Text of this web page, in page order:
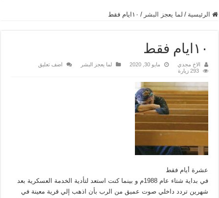
الرئيسية / لما يعجز البشر / ١٠ايام فقط
١٠ايام فقط
الاخ مجدي مايو 30, 2020 لما يعجز البشر
اضف تعليق
293 زيارة
عشرة أيام فقط
في بداية شتاء عام 1988م و بينما كنت استعد لتأدية الخدمة العسكرية بعد
شهرين تردد داخلي صوت عميق من الرب بأن اذهب إلي قرية معينة في